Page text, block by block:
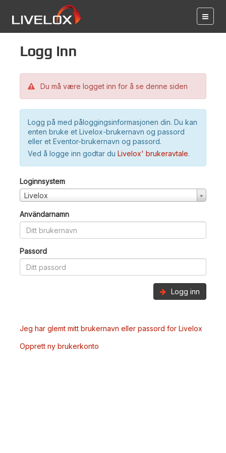
Logg inn
Du må være logget inn for å se denne siden
Logg på med påloggingsinformasjonen din. Du kan
enten bruke et Livelox-brukernavn og passord
eller et Eventor-brukernavn og passord.
Ved å logge inn godtar du Livelox' brukeravtale.
Loginnsystem
Livelox
Användarnamn
Passord
Logg inn
Jeg har glemt mitt brukernavn eller passord for Livelox
Opprett ny brukerkonto